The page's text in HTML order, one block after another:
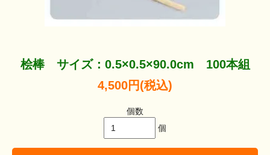
桧棒 サイズ：0.5×0.5×90.0cm 100本組
4,500円(税込)
個数
個